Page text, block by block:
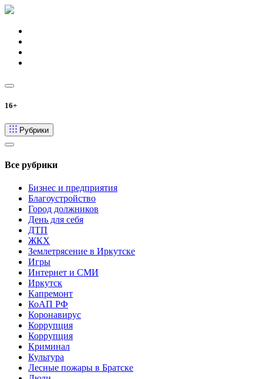
16+
Рубрики
Все рубрики
Бизнес и предприятия
Благоустройство
Город должников
День для себя
ДТП
ЖКХ
Землетрясение в Иркутске
Игры
Интернет и СМИ
Иркутск
Капремонт
КоАП РФ
Коронавирус
Коррупция
Коррупция
Криминал
Культура
Лесные пожары в Братске